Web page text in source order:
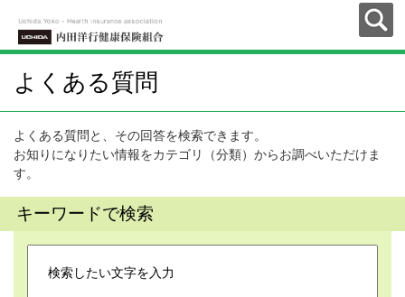
よくある質問
よくある質問と、その回答を検索できます。
お知りになりたい情報をカテゴリ（分類）からお調べいただけま
す。
キーワードで検索